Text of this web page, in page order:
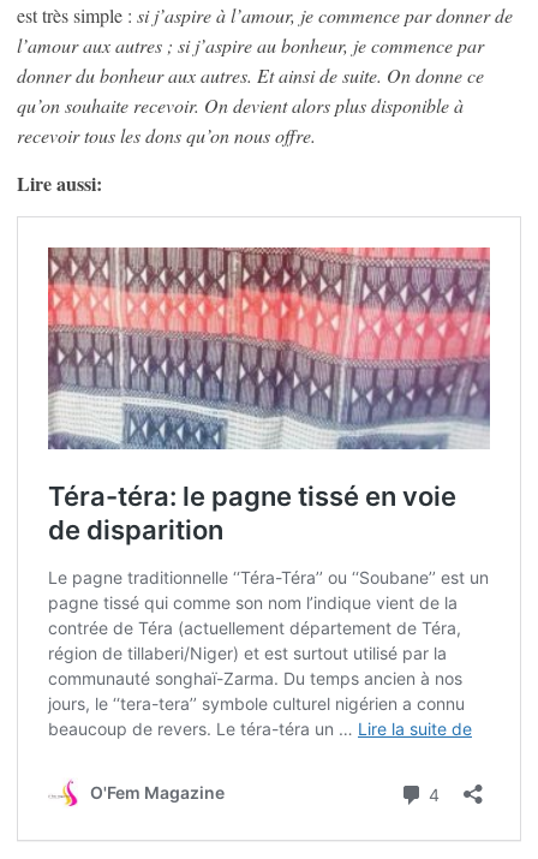
est très simple : si j’aspire à l’amour, je commence par donner de
l’amour aux autres ; si j’aspire au bonheur, je commence par
donner du bonheur aux autres. Et ainsi de suite. On donne ce
qu’on souhaite recevoir. On devient alors plus disponible à
recevoir tous les dons qu’on nous offre.
Lire aussi: